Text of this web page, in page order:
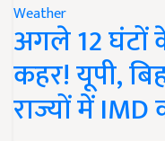
Weather
अगले 12 घंटों
कहर! यूपी,
राज्यों में